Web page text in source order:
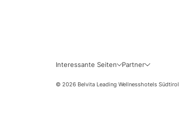
Interessante Seiten Partner
© 2026 Belvita Leading Wellnesshotels Südtirol